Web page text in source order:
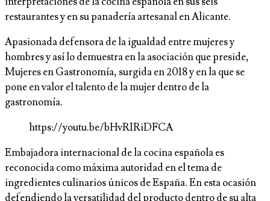
restaurantes y en su panadería artesanal en Alicante.
Apasionada defensora de la igualdad entre mujeres y
hombres y así lo demuestra en la asociación que preside,
Mujeres en Gastronomía, surgida en 2018 y en la que se
pone en valor el talento de la mujer dentro de la
gastronomía.
https://youtu.be/bHvRIRiDFCA
Embajadora internacional de la cocina española es
reconocida como máxima autoridad en el tema de
ingredientes culinarios únicos de España. En esta ocasión
defendiendo la versatilidad del producto dentro de su alta